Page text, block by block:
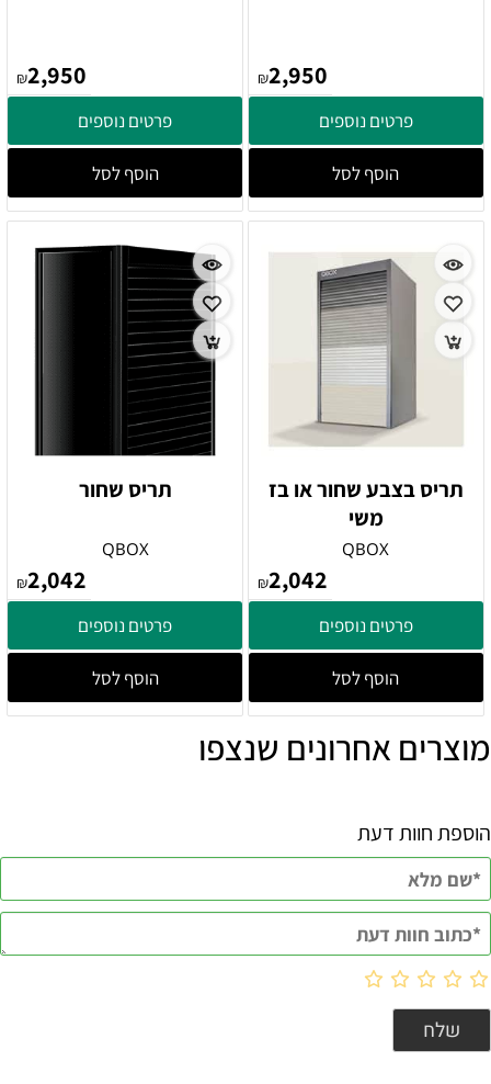
₪2,950
פרטים נוספים
הוסף לסל
₪2,950
פרטים נוספים
הוסף לסל
תריס בצבע שחור או בז
משי
QBOX
₪2,042
פרטים נוספים
הוסף לסל
תריס שחור
QBOX
₪2,042
פרטים נוספים
הוסף לסל
מוצרים אחרונים שנצפו
הוספת חוות דעת